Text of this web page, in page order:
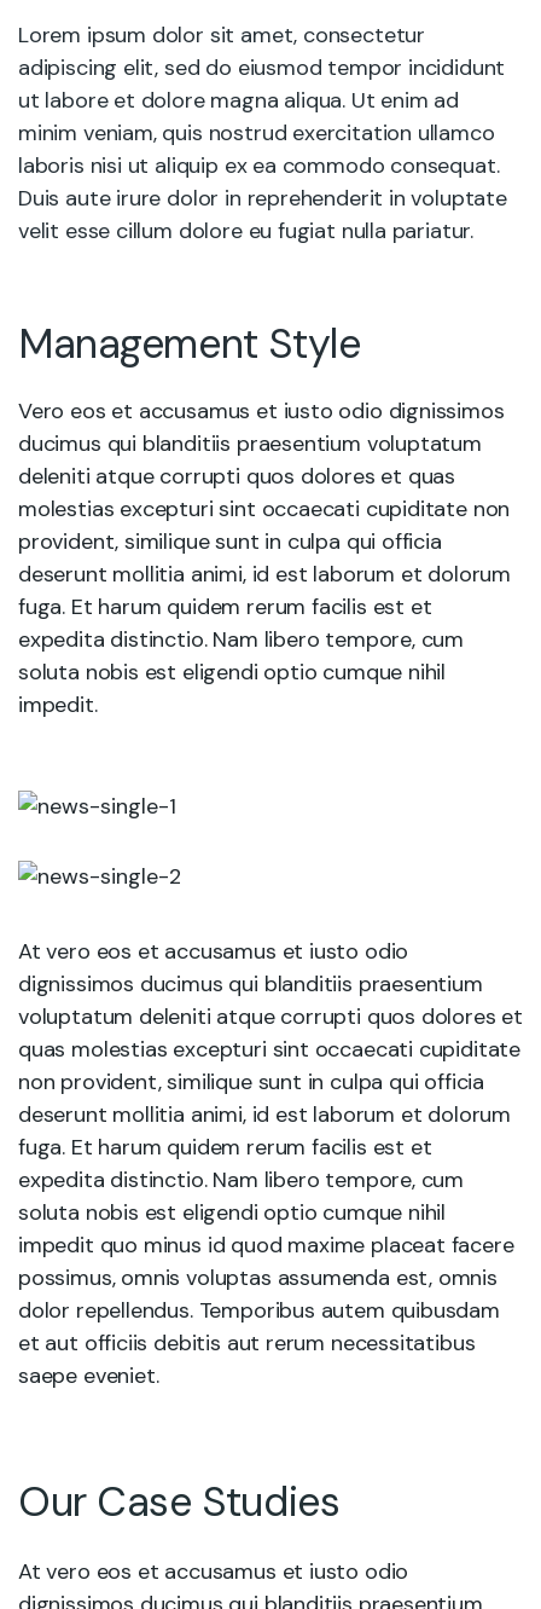
Lorem ipsum dolor sit amet, consectetur
adipiscing elit, sed do eiusmod tempor incididunt
ut labore et dolore magna aliqua. Ut enim ad
minim veniam, quis nostrud exercitation ullamco
laboris nisi ut aliquip ex ea commodo consequat.
Duis aute irure dolor in reprehenderit in voluptate
velit esse cillum dolore eu fugiat nulla pariatur.
Management Style
Vero eos et accusamus et iusto odio dignissimos
ducimus qui blanditiis praesentium voluptatum
deleniti atque corrupti quos dolores et quas
molestias excepturi sint occaecati cupiditate non
provident, similique sunt in culpa qui officia
deserunt mollitia animi, id est laborum et dolorum
fuga. Et harum quidem rerum facilis est et
expedita distinctio. Nam libero tempore, cum
soluta nobis est eligendi optio cumque nihil
impedit.
At vero eos et accusamus et iusto odio
dignissimos ducimus qui blanditiis praesentium
voluptatum deleniti atque corrupti quos dolores et
quas molestias excepturi sint occaecati cupiditate
non provident, similique sunt in culpa qui officia
deserunt mollitia animi, id est laborum et dolorum
fuga. Et harum quidem rerum facilis est et
expedita distinctio. Nam libero tempore, cum
soluta nobis est eligendi optio cumque nihil
impedit quo minus id quod maxime placeat facere
possimus, omnis voluptas assumenda est, omnis
dolor repellendus. Temporibus autem quibusdam
et aut officiis debitis aut rerum necessitatibus
saepe eveniet.
Our Case Studies
At vero eos et accusamus et iusto odio